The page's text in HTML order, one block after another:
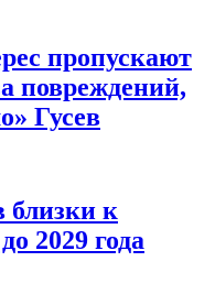
пропускают
повреждений,
Гусев
близки к
2029 года